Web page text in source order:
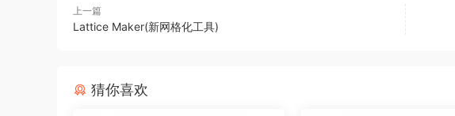
上一篇
Lattice Maker(新网格化工具)
猜你喜欢